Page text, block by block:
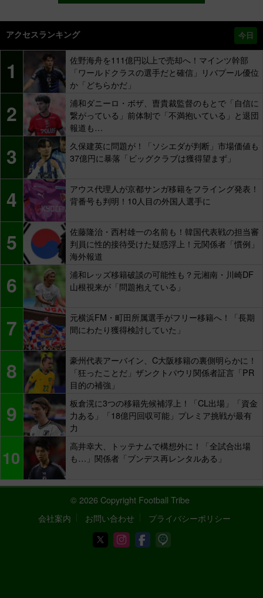
アクセスランキング 今日
1
佐野海舟を111億円以上で売却へ！マインツ幹部
「ワールドクラスの選手だと確信」リバプール優位
か「どちらかだ」
2
浦和ダニーロ・ボザ、曺貴裁監督のもとで「自信に
繋がっている」前体制で「不満抱いている」と退団
報道も…
3
久保建英に問題が！「ソシエダが判断」市場価値も
37億円に暴落「ビッグクラブは獲得望まず」
4
アウス代理人が京都サンガ移籍をフライング発表！
背番号も判明！10人目の外国人選手に
5
佐藤隆治・西村雄一の名前も！韓国代表戦の担当審
判員に性的接待受けた疑惑浮上！元関係者「慣例」
海外報道
6
浦和レッズ移籍破談の可能性も？元湘南・川崎DF
山根視来が「問題抱えている」
7
元横浜FM・町田所属選手がフリー移籍へ！「長期
間にわたり獲得検討していた」
8
豪州代表アーバイン、C大阪移籍の裏側明らかに！
「狂ったことだ」ザンクトパウリ関係者証言「PR
目的の補強」
9
板倉滉に3つの移籍先候補浮上！「CL出場」「資金
力ある」「18億円回収可能」プレミア挑戦が最有
力
10
高井幸大、トッテナムで構想外に！「全試合出場
も…」関係者「ブンデス再レンタルある」
© 2026 Copyright Football Tribe
会社案内
お問い合わせ プライバシーポリシー